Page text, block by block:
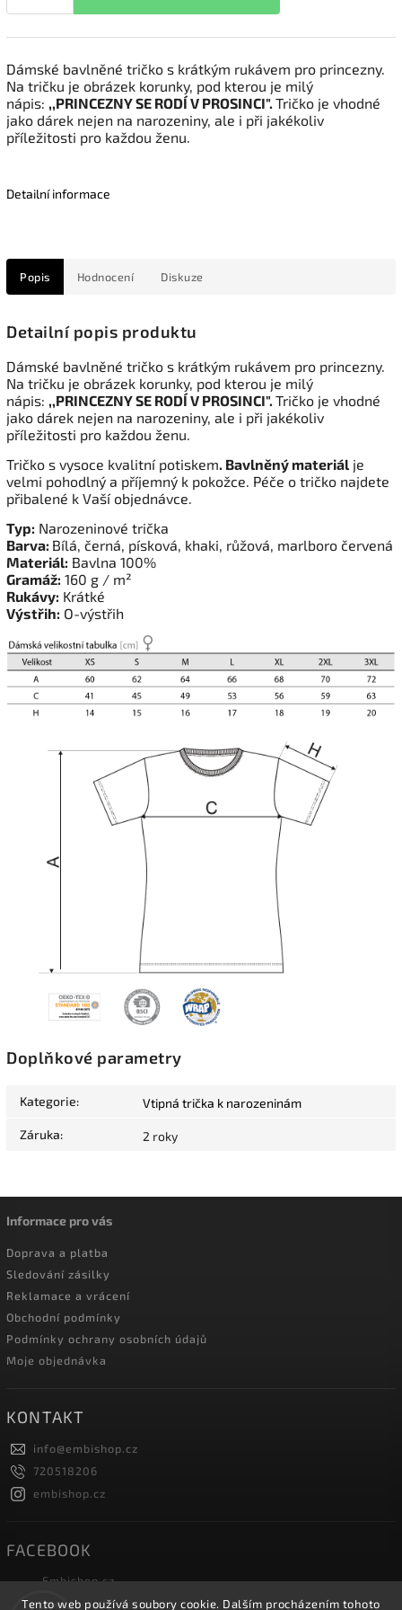
Tento web používá soubory cookie. Dalším procházením tohoto
Dámské bavlněné tričko s krátkým rukávem pro princezny.
Na tričku je obrázek korunky, pod kterou je milý
nápis: ,,PRINCEZNY SE RODÍ V PROSINCI". Tričko je vhodné
jako dárek nejen na narozeniny, ale i při jakékoliv
příležitosti pro každou ženu.
Detailní informace
Popis Hodnocení Diskuze
Detailní popis produktu
Dámské bavlněné tričko s krátkým rukávem pro princezny.
Na tričku je obrázek korunky, pod kterou je milý
nápis: ,,PRINCEZNY SE RODÍ V PROSINCI". Tričko je vhodné
jako dárek nejen na narozeniny, ale i při jakékoliv
příležitosti pro každou ženu.
Tričko s vysoce kvalitní potiskem. Bavlněný materiál je
velmi pohodlný a příjemný k pokožce. Péče o tričko najdete
přibalené k Vaší objednávce.
Typ: Narozeninové trička
Barva: Bílá, černá, písková, khaki, růžová, marlboro červená
Materiál: Bavlna 100%
Gramáž: 160 g / m²
Rukávy: Krátké
Výstřih: O-výstřih
Doplňkové parametry
Kategorie: Vtipná trička k narozeninám
Záruka: 2 roky
Informace pro vás
Doprava a platba
Sledování zásilky
Reklamace a vrácení
Obchodní podmínky
Podmínky ochrany osobních údajů
Moje objednávka
KONTAKT
info@embishop.cz
720518206
embishop.cz
FACEBOOK
Embishop.cz